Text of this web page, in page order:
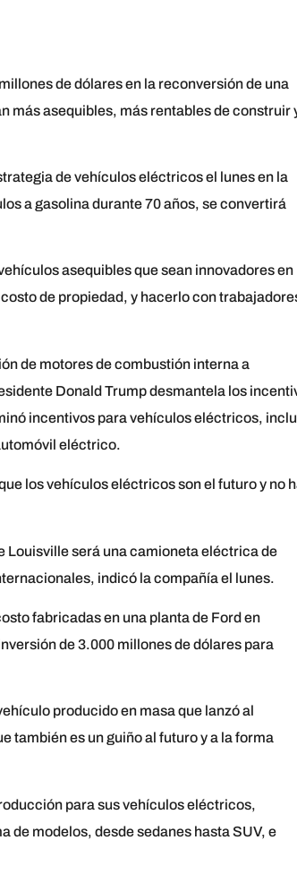
de dólares en la reconversión de una
más asequibles, más rentables de construir
de vehículos eléctricos el lunes en la
a gasolina durante 70 años, se convertirá
asequibles que sean innovadores en
de propiedad, y hacerlo con
de motores de combustión interna a
Donald Trump desmantela los
incentivos para vehículos eléctricos,
eléctrico.
los vehículos eléctricos son el futuro y no
Louisville será una camioneta eléctrica de
indicó la compañía el lunes.
fabricadas en una planta de Ford en
de 3.000 millones de dólares para
producido en masa que lanzó al
también es un guiño al futuro y a la forma
para sus vehículos eléctricos,
de modelos, desde sedanes hasta SUV, e